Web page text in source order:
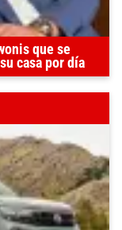
que se
casa por día